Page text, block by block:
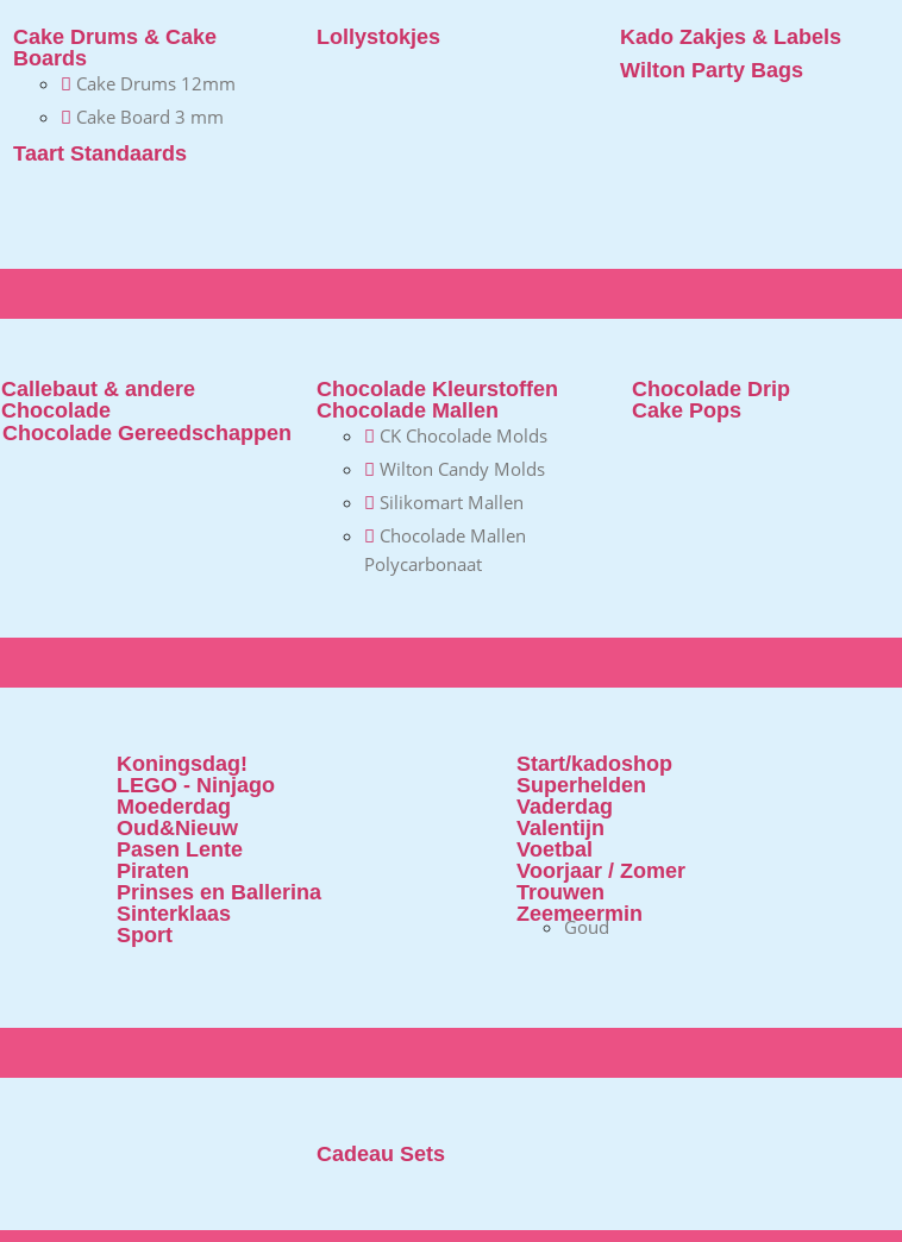
Cake Drums & Cake
Boards
Cake Drums 12mm
Cake Board 3 mm
Taart Standaards
Lollystokjes
Kado Zakjes & Labels
Wilton Party Bags
Callebaut & andere
Chocolade
Chocolade Gereedschappen
Chocolade Kleurstoffen
Chocolade Mallen
CK Chocolade Molds
Wilton Candy Molds
Silikomart Mallen
Chocolade Mallen
Polycarbonaat
Chocolade Drip
Cake Pops
Koningsdag!
LEGO - Ninjago
Moederdag
Oud&Nieuw
Pasen Lente
Piraten
Prinses en Ballerina
Sinterklaas
Sport
Start/kadoshop
Superhelden
Vaderdag
Valentijn
Voetbal
Voorjaar / Zomer
Trouwen
Zeemeermin
Goud
Cadeau Sets